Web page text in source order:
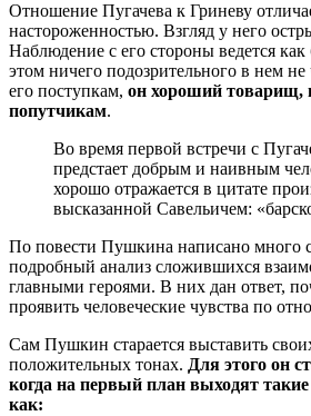
Отношение Пугачева к Гриневу
настороженностью. Взгляд у него
Наблюдение с его стороны ведется
этом ничего подозрительного в нем не
его поступкам, он хороший товарищ,
попутчикам.
Во время первой встречи с
предстает добрым и наивным
хорошо отражается в цитате
высказанной Савельичем:
По повести Пушкина написано много
подробный анализ сложившихся
главными героями. В них дан ответ,
проявить человеческие чувства по
Сам Пушкин старается выставить
положительных тонах. Для этого он
когда на первый план выходят
как: